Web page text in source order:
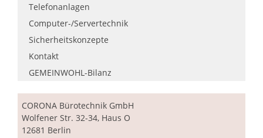
Telefonanlagen
Computer-/Servertechnik
Sicherheitskonzepte
Kontakt
GEMEINWOHL-Bilanz
CORONA Bürotechnik GmbH
Wolfener Str. 32-34, Haus O
12681 Berlin